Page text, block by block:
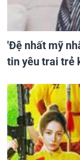
'Đệ nhất mỹ
tin yêu trai trẻ